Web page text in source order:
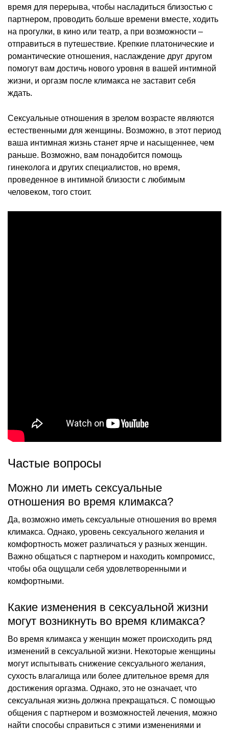
время для перерыва, чтобы насладиться близостью с
партнером, проводить больше времени вместе, ходить
на прогулки, в кино или театр, а при возможности –
отправиться в путешествие. Крепкие платонические и
романтические отношения, наслаждение друг другом
помогут вам достичь нового уровня в вашей интимной
жизни, и оргазм после климакса не заставит себя
ждать.
Сексуальные отношения в зрелом возрасте являются
естественными для женщины. Возможно, в этот период
ваша интимная жизнь станет ярче и насыщеннее, чем
раньше. Возможно, вам понадобится помощь
гинеколога и других специалистов, но время,
проведенное в интимной близости с любимым
человеком, того стоит.
Частые вопросы
Можно ли иметь сексуальные
отношения во время климакса?
Да, возможно иметь сексуальные отношения во время
климакса. Однако, уровень сексуального желания и
комфортность может различаться у разных женщин.
Важно общаться с партнером и находить компромисс,
чтобы оба ощущали себя удовлетворенными и
комфортными.
Какие изменения в сексуальной жизни
могут возникнуть во время климакса?
Во время климакса у женщин может происходить ряд
изменений в сексуальной жизни. Некоторые женщины
могут испытывать снижение сексуального желания,
сухость влагалища или более длительное время для
достижения оргазма. Однако, это не означает, что
сексуальная жизнь должна прекращаться. С помощью
общения с партнером и возможностей лечения, можно
найти способы справиться с этими изменениями и